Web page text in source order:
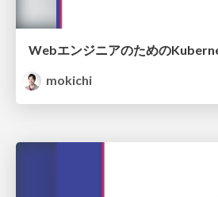
Webエンジニアのための
mokichi